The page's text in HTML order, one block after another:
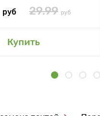
руб 29.99 руб
Купить